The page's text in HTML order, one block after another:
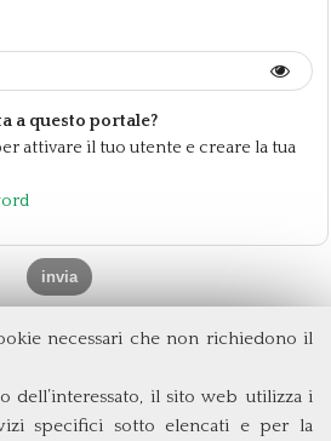
necessari che non richiedono il
dell’interessato, il sito web utilizza i
specifici sotto elencati e per la
a questo portale?
attivare il tuo utente e creare la tua
di Roma Tor Vergata
Columbia, 2